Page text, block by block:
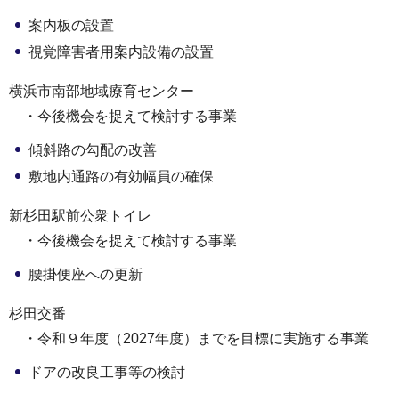
案内板の設置
視覚障害者用案内設備の設置
横浜市南部地域療育センター
・今後機会を捉えて検討する事業
傾斜路の勾配の改善
敷地内通路の有効幅員の確保
新杉田駅前公衆トイレ
・今後機会を捉えて検討する事業
腰掛便座への更新
杉田交番
・令和９年度（2027年度）までを目標に実施する事業
ドアの改良工事等の検討